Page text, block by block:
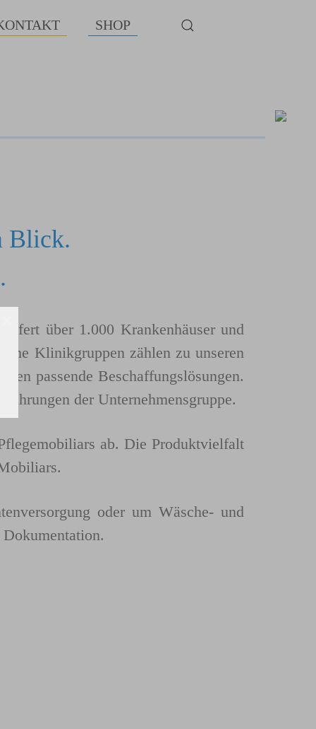
SHOP
Blick.
über 1.000 Krankenhäuser und
Klinikgruppen zählen zu unseren
passende Beschaffungslösungen.
der Unternehmensgruppe.
ab. Die Produktvielfalt
oder um Wäsche- und